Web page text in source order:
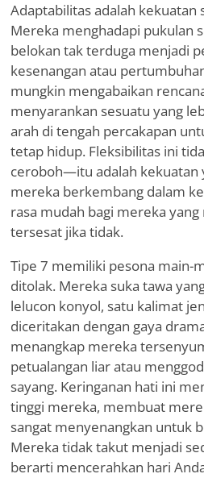
Adaptabilitas adalah kekuatan
Mereka menghadapi pukulan
belokan tak terduga menjadi
kesenangan atau
mungkin mengabaikan
menyarankan sesuatu yang
arah di tengah percakapan
tetap hidup. Fleksibilitas ini
ceroboh—itu adalah kekuatan
mereka berkembang dalam
rasa mudah bagi mereka
tersesat jika tidak.
Tipe 7 memiliki pesona main-
ditolak. Mereka suka tawa
lelucon konyol, satu kalimat
diceritakan dengan gaya
menangkap mereka
petualangan liar atau
sayang. Keringanan hati ini
tinggi mereka, membuat
sangat menyenangkan untuk
Mereka tidak takut menjadi
berarti mencerahkan hari